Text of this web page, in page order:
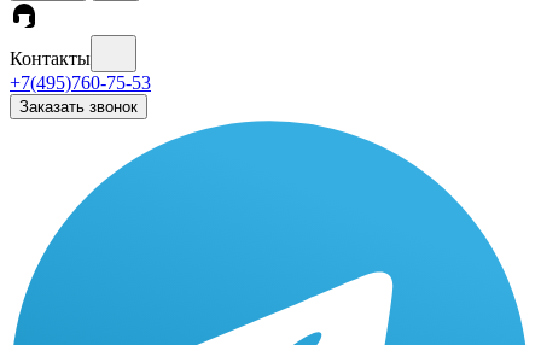
Контакты
+7(495)760-75-53
Заказать звонок